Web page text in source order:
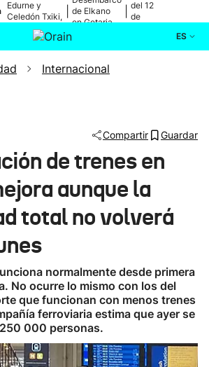
Edurne y
Celedón Txiki,
en directo
de Elkano
en Getaria
del 12
de
ES
Actualidad
Ikusmiran
Eguraldia
Internacional
Compartir Guardar
de trenes en
aunque la
total no volverá
normalmente desde primera
No ocurre lo mismo con los del
que funcionan con menos trenes
ferroviaria estima que ayer se
000 personas.